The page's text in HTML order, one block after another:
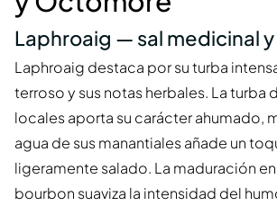
Laphroaig — sal medicinal
Laphroaig destaca por su turba
terroso y sus notas herbales. La turba
locales aporta su carácter ahumado,
agua de sus manantiales añade un
ligeramente salado. La maduración
bourbon suaviza la intensidad del